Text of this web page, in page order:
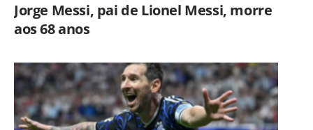
Jorge Messi, pai de Lionel Messi, morre
aos 68 anos